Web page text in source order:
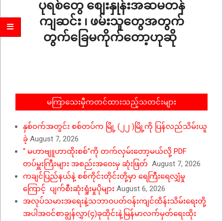
ပုရစ်တွေ စျေးနှုန်းအဆမတန်
ကျဆင်း ၊ ဖမ်းသူတွေအတွက်
တွက်ခြေမကိုက်တော့ဟုဆို
မကြာသေးမှီကတင်ထားသည့်သတင်းများ
နှစ်ဝက်အတွင်း စစ်တပ်က မြို့ (၂၂ )မြို့ကို ပြန်လည်သိမ်းယူ
ခဲ့ August 7, 2026
“ မဟာဗျူဟာထိုးစစ်”ကို တက်လှမ်းတော့မယ်လို့ PDF
တပ်မှူးကြီးများ အစည်းအဝေးမှ ဆုံးဖြတ် August 7, 2026
ကချင်ပြည်နယ်နဲ့ စစ်ကိုင်းတိုင်းတို့မှာ ရေကြီးရေလျှံမှု
ကြောင့် ပျက်စီးဆုံးရှုံးမှုပိုများ August 6, 2026
အလုပ်သမားအရေးနဲ့သဘာဝပတ်ဝန်းကျင်ထိန်းသိမ်းရေးတို့
အပါအဝင်စာချွန်လွှာ(၄)ခုထိုင်းနဲ့မြန်မာလက်မှတ်ရေးထိုး